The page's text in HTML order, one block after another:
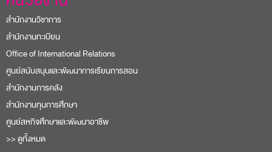
สำนักงานวิชาการ
สำนักงานทะเบียน
Office of International Relations
ศูนย์สนับสนุนและพัฒนาการเรียนการสอน
สำนักงานการคลัง
สำนักงานทุนการศึกษา
ศูนย์สหกิจศึกษาและพัฒนาอาชีพ
>> ดูทั้งหมด